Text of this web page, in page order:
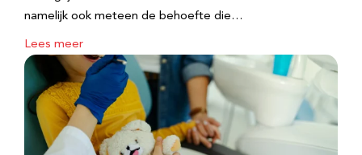
namelijk ook meteen de behoefte die…
Lees meer